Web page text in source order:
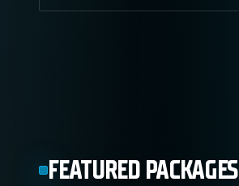
FEATURED PACKAGES